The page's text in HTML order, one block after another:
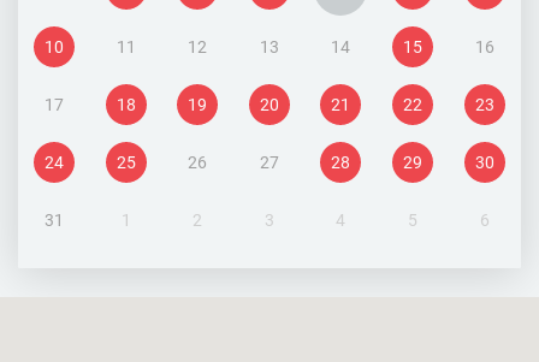
10 11 12 13 14 15 16
17 18 19 20 21 22 23
24 25 26 27 28 29 30
31 1 2 3 4 5 6